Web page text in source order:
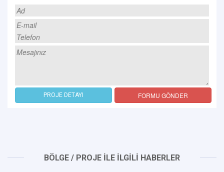
PROJE DETAYI FORMU GÖNDER
BÖLGE / PROJE İLE İLGİLİ HABERLER